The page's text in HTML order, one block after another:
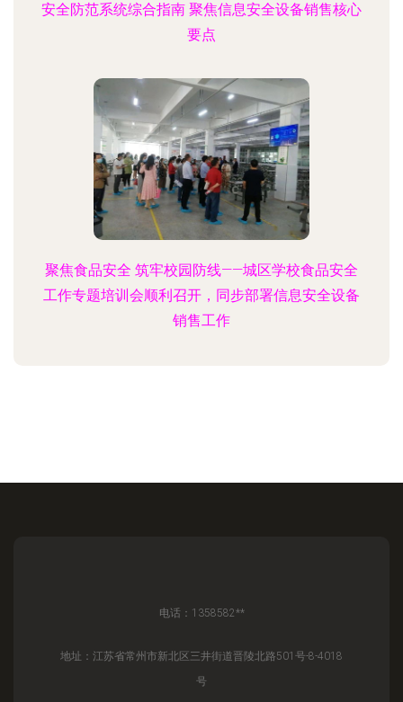
安全防范系统综合指南 聚焦信息安全设备销售核心
要点
聚焦食品安全 筑牢校园防线——城区学校食品安全
工作专题培训会顺利召开，同步部署信息安全设备
销售工作
电话：1358582**
地址：江苏省常州市新北区三井街道晋陵北路501号-8-4018
号